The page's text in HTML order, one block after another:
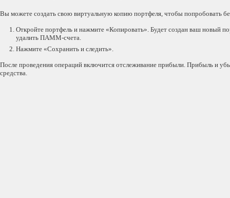
Вы можете создать свою виртуальную копию портфеля, чтобы попробовать
Откройте портфель и нажмите «Копировать». Будет создан ваш новый
удалить ПАММ-счета.
Нажмите «Сохранить и следить».
После проведения операций включится отслеживание прибыли. Прибыль и
средства.